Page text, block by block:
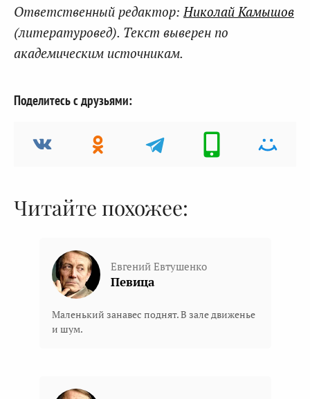
Ответственный редактор: Николай Камышов
(литературовед). Текст выверен по
академическим источникам.
Поделитесь с друзьями:
Читайте похожее:
Евгений Евтушенко
Певица
Маленький занавес поднят. В зале движенье
и шум.